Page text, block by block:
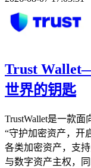
Trust
世界的钥匙
TrustWallet是一款
“守护加密资产，开
各类加密资产，支
与数字资产主权，